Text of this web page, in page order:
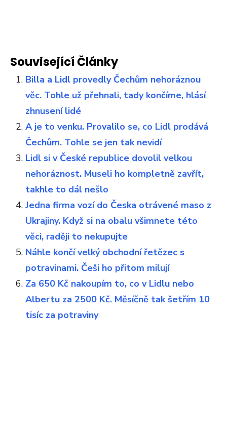
Související Články
Billa a Lidl provedly Čechům nehoráznou
věc. Tohle už přehnali, tady končíme, hlásí
zhnusení lidé
A je to venku. Provalilo se, co Lidl prodává
Čechům. Tohle se jen tak nevidí
Lidl si v České republice dovolil velkou
nehoráznost. Museli ho kompletně zavřít,
takhle to dál nešlo
Jedna firma vozí do Česka otrávené maso z
Ukrajiny. Když si na obalu všimnete této
věci, raději to nekupujte
Náhle končí velký obchodní řetězec s
potravinami. Češi ho přitom milují
Za 650 Kč nakoupím to, co v Lidlu nebo
Albertu za 2500 Kč. Měsíčně tak šetřím 10
tisíc za potraviny